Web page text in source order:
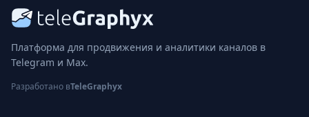
Платформа для продвижения и аналитики каналов в
Telegram и Max.
Разработано вTeleGraphyx